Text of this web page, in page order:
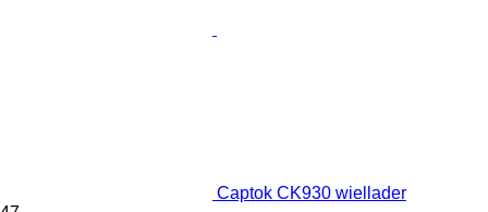
Captok CK930 wiellader